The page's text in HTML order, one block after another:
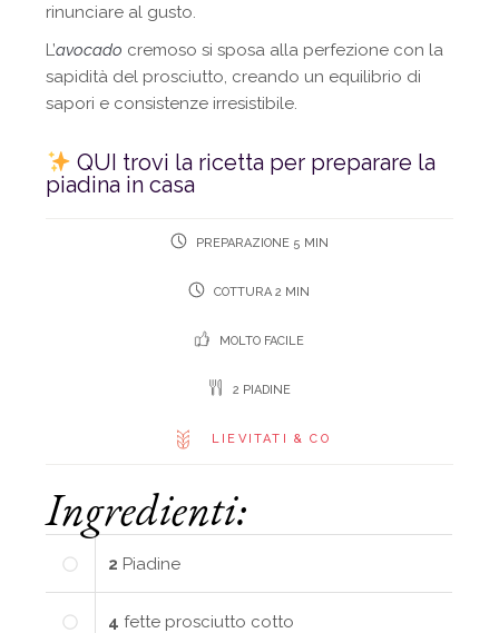
rinunciare al gusto.
L’avocado cremoso si sposa alla perfezione con la
sapidità del prosciutto, creando un equilibrio di
sapori e consistenze irresistibile.
QUI trovi la ricetta per preparare la
piadina in casa
PREPARAZIONE 5 MIN
COTTURA 2 MIN
MOLTO FACILE
2 PIADINE
LIEVITATI & CO
Ingredienti:
2 Piadine
4 fette prosciutto cotto